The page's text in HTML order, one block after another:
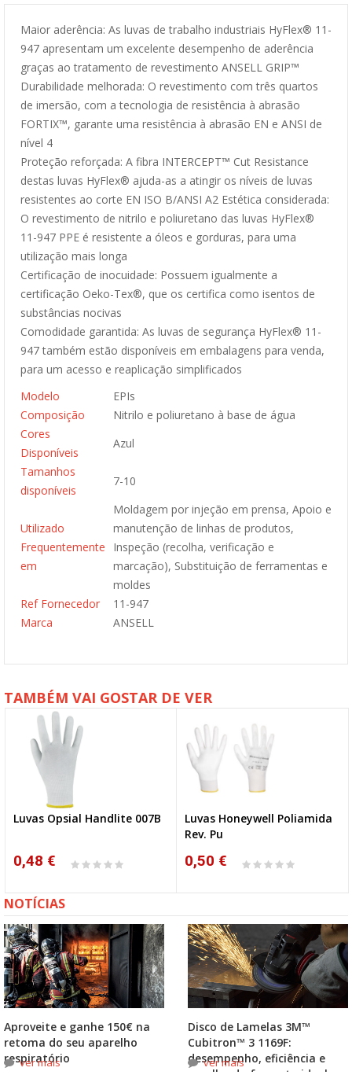
Maior aderência: As luvas de trabalho industriais HyFlex® 11-
947 apresentam um excelente desempenho de aderência
graças ao tratamento de revestimento ANSELL GRIP™
Durabilidade melhorada: O revestimento com três quartos
de imersão, com a tecnologia de resistência à abrasão
FORTIX™, garante uma resistência à abrasão EN e ANSI de
nível 4
Proteção reforçada: A fibra INTERCEPT™ Cut Resistance
destas luvas HyFlex® ajuda-as a atingir os níveis de luvas
resistentes ao corte EN ISO B/ANSI A2 Estética considerada:
O revestimento de nitrilo e poliuretano das luvas HyFlex®
11-947 PPE é resistente a óleos e gorduras, para uma
utilização mais longa
Certificação de inocuidade: Possuem igualmente a
certificação Oeko-Tex®, que os certifica como isentos de
substâncias nocivas
Comodidade garantida: As luvas de segurança HyFlex® 11-
947 também estão disponíveis em embalagens para venda,
para um acesso e reaplicação simplificados
Modelo
EPIs
Composição
Nitrilo e poliuretano à base de água
Cores
Disponíveis
Azul
Tamanhos
disponíveis
7-10
Utilizado
Frequentemente
em
Moldagem por injeção em prensa, Apoio e
manutenção de linhas de produtos,
Inspeção (recolha, verificação e
marcação), Substituição de ferramentas e
moldes
Ref Fornecedor
11-947
Marca
ANSELL
TAMBÉM VAI GOSTAR DE VER
Luvas Opsial Handlite 007B
0,48 €
Luvas Honeywell Poliamida
Rev. Pu
0,50 €
NOTÍCIAS
Aproveite e ganhe 150€ na
retoma do seu aparelho
respiratório
ver mais
Disco de Lamelas 3M™
Cubitron™ 3 1169F:
desempenho, eficiência e
escolha do formato ideal
ver mais